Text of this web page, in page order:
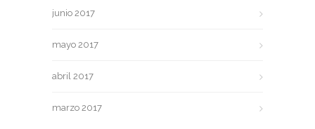
junio 2017
mayo 2017
abril 2017
marzo 2017